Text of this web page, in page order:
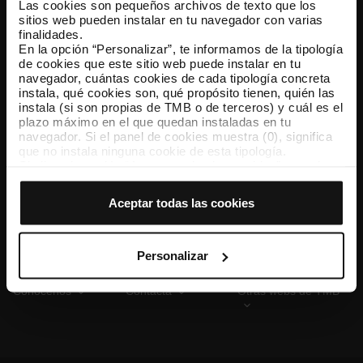
Las cookies son pequeños archivos de texto que los
sitios web pueden instalar en tu navegador con varias
finalidades.
En la opción “Personalizar”, te informamos de la tipología
de cookies que este sitio web puede instalar en tu
navegador, cuántas cookies de cada tipología concreta
instala, qué cookies son, qué propósito tienen, quién las
instala (si son propias de TMB o de terceros) y cuál es el
plazo máximo en el que quedan instaladas en tu
navegador. Si el panel de cookies muestra (0), significa
que no instala ninguna cookie de esta tipología.
que todas estas cookies se instalen en tu navegador.
tipología de cookies permite indicar si quieres que se
instalen o no las cookies de esa clase.
Una vez que hayas marcado tus preferencias, debes
hacer clic en “Seleccionar y configurar”. Así se instalarán
previamente. Te sugerimos que selecciones las cookies
de personalización, porque permiten recordar tus
opciones de navegación (como el idioma) y mejoran tu
Aceptar todas las cookies
Personalizar
TMB App
Descárgate TMB App y compra tus billetes
App Store Google Play
Conócenos Contacta Otras webs de TMB